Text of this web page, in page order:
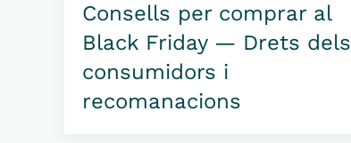
Consells per comprar al
Black Friday — Drets dels
consumidors i
recomanacions